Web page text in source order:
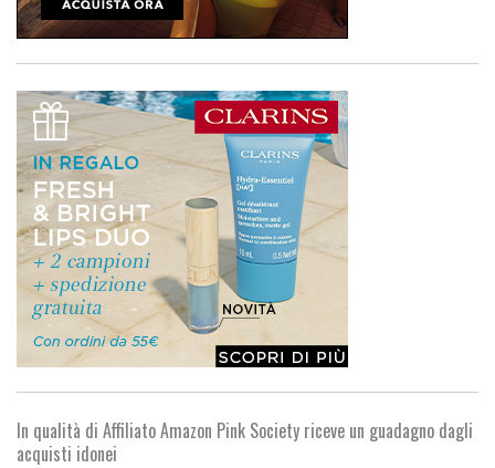
In qualità di Affiliato Amazon Pink Society riceve un guadagno dagli
acquisti idonei